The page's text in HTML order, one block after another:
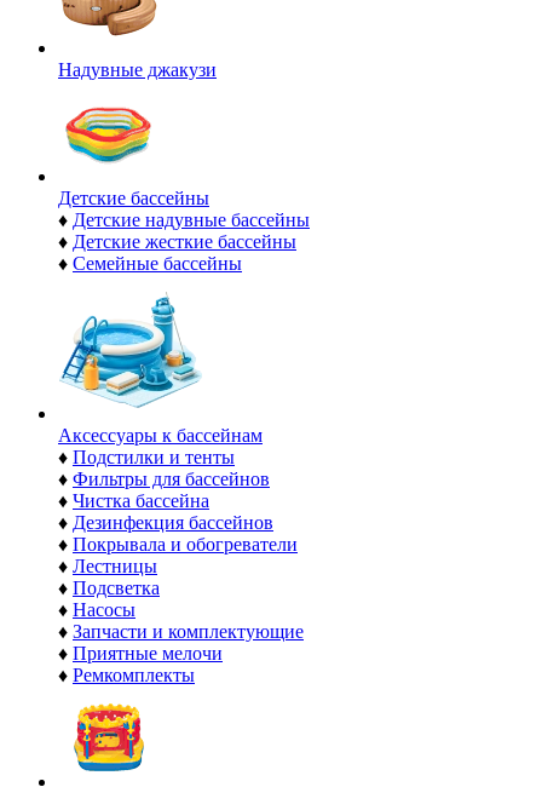
Надувные джакузи
Детские бассейны
♦ Детские надувные бассейны
♦ Детские жесткие бассейны
♦ Семейные бассейны
Аксессуары к бассейнам
♦ Подстилки и тенты
♦ Фильтры для бассейнов
♦ Чистка бассейна
♦ Дезинфекция бассейнов
♦ Покрывала и обогреватели
♦ Лестницы
♦ Подсветка
♦ Насосы
♦ Запчасти и комплектующие
♦ Приятные мелочи
♦ Ремкомплекты